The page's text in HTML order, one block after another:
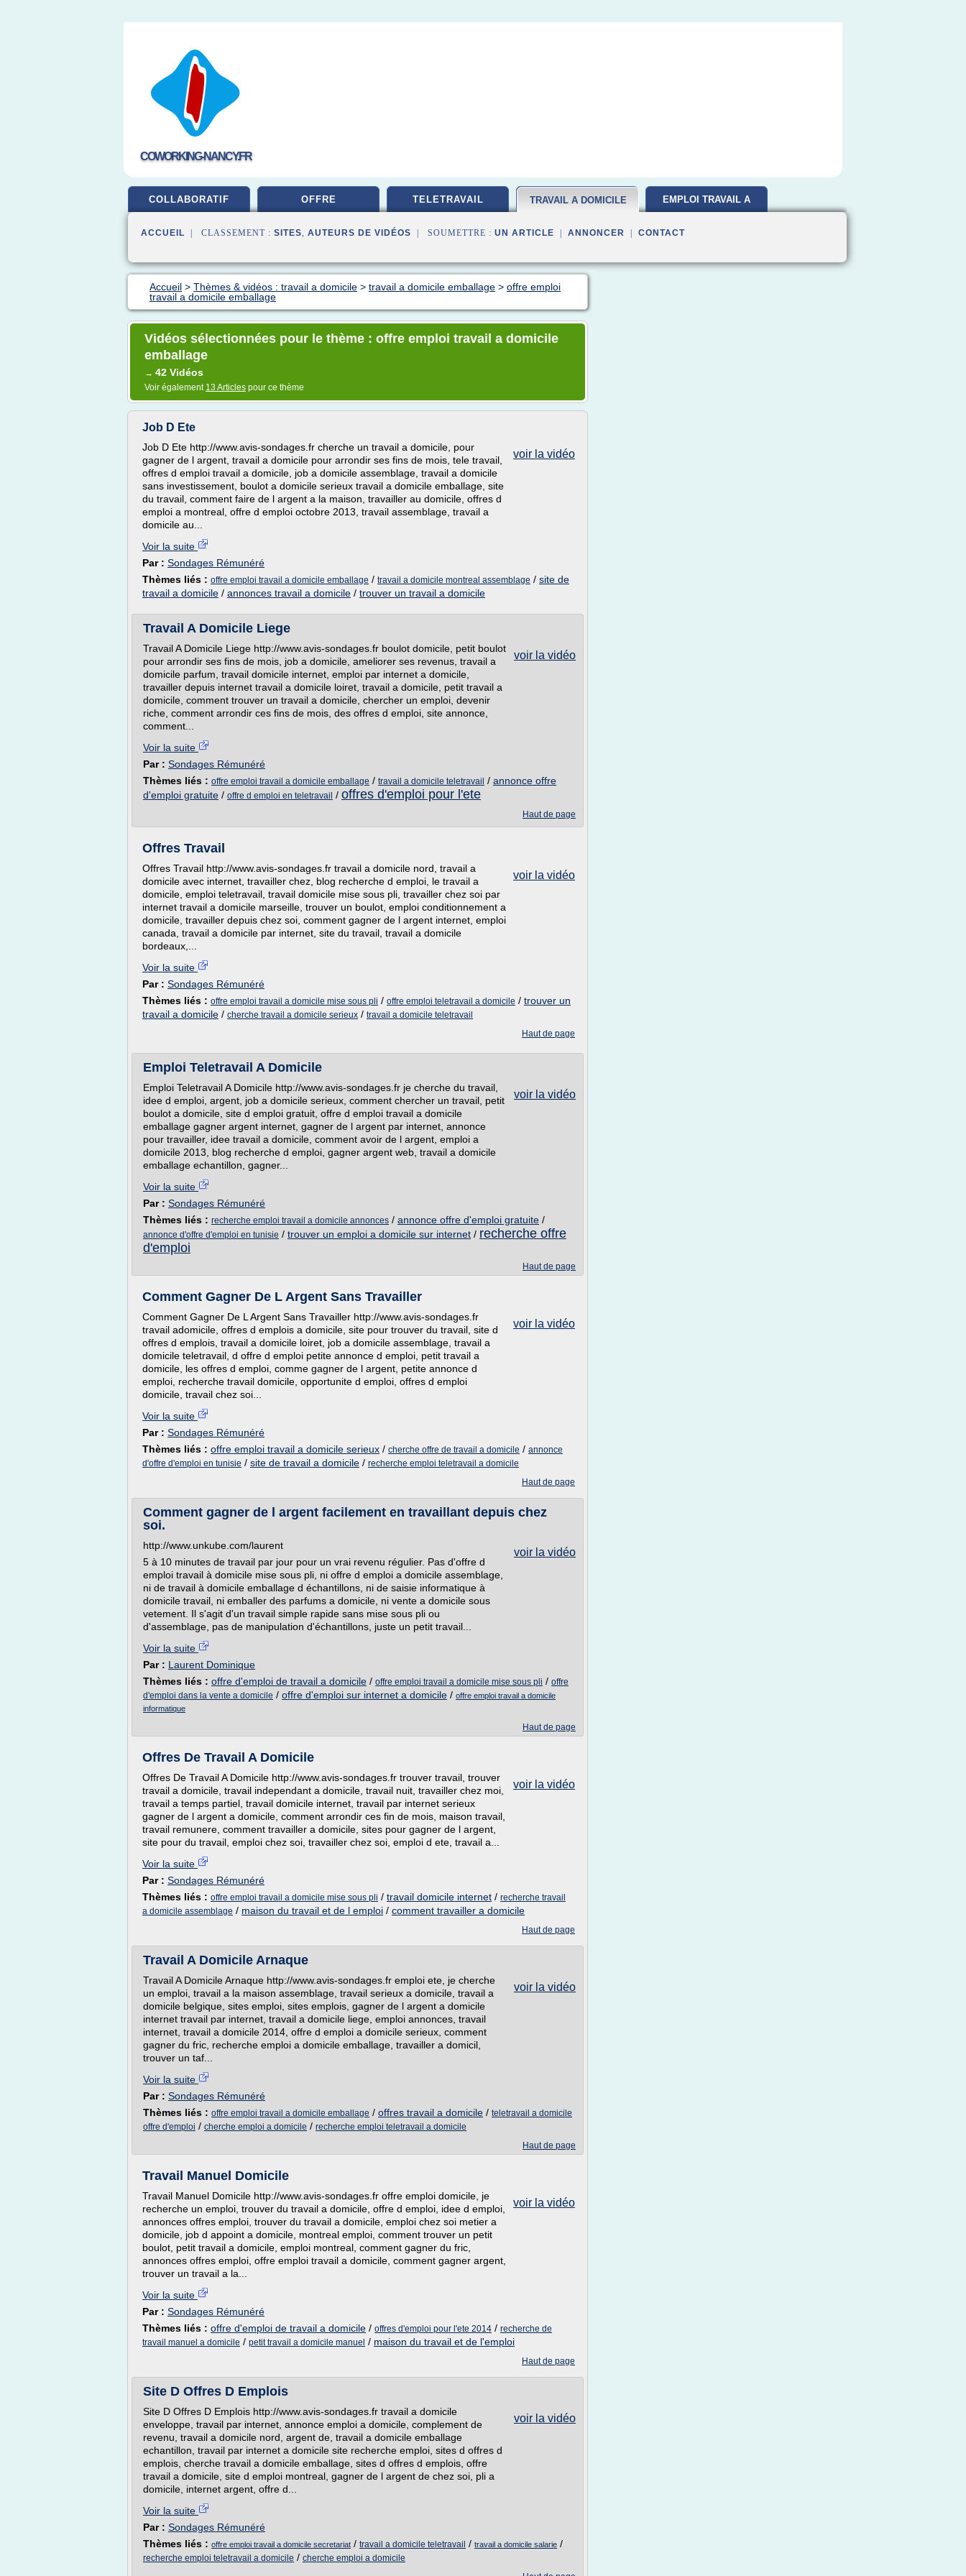
COWORKING-NANCY.FR
COLLABORATIF OFFRE TELETRAVAIL TRAVAIL A DOMICILE EMPLOI TRAVAIL A
ACCUEIL | CLASSEMENT : SITES, AUTEURS DE VIDÉOS | SOUMETTRE : UN ARTICLE ANNONCER CONTACT
Accueil > Thèmes & vidéos : travail a domicile > travail a domicile emballage > offre emploi
travail a domicile emballage
Vidéos sélectionnées pour le thème : offre emploi travail a domicile
emballage
→ 42 Vidéos
Voir également 13 Articles pour ce thème
Job D Ete
voir la vidéo
Job D Ete http://www.avis-sondages.fr cherche un travail a domicile, pour
gagner de l argent, travail a domicile pour arrondir ses fins de mois, tele travail,
offres d emploi travail a domicile, job a domicile assemblage, travail a domicile
sans investissement, boulot a domicile serieux travail a domicile emballage, site
du travail, comment faire de l argent a la maison, travailler au domicile, offres d
emploi a montreal, offre d emploi octobre 2013, travail assemblage, travail a
domicile au...
Voir la suite
Par : Sondages Rémunéré
Thèmes liés : offre emploi travail a domicile emballage / travail a domicile montreal assemblage / site de
travail a domicile / annonces travail a domicile / trouver un travail a domicile
Travail A Domicile Liege
voir la vidéo
Travail A Domicile Liege http://www.avis-sondages.fr boulot domicile, petit boulot
pour arrondir ses fins de mois, job a domicile, ameliorer ses revenus, travail a
domicile parfum, travail domicile internet, emploi par internet a domicile,
travailler depuis internet travail a domicile loiret, travail a domicile, petit travail a
domicile, comment trouver un travail a domicile, chercher un emploi, devenir
riche, comment arrondir ces fins de mois, des offres d emploi, site annonce,
comment...
Voir la suite
Par : Sondages Rémunéré
Thèmes liés : offre emploi travail a domicile emballage / travail a domicile teletravail / annonce offre
d'emploi gratuite / offre d emploi en teletravail / offres d'emploi pour l'ete
Haut de page
Offres Travail
voir la vidéo
Offres Travail http://www.avis-sondages.fr travail a domicile nord, travail a
domicile avec internet, travailler chez, blog recherche d emploi, le travail a
domicile, emploi teletravail, travail domicile mise sous pli, travailler chez soi par
internet travail a domicile marseille, trouver un boulot, emploi conditionnement a
domicile, travailler depuis chez soi, comment gagner de l argent internet, emploi
canada, travail a domicile par internet, site du travail, travail a domicile
bordeaux,...
Voir la suite
Par : Sondages Rémunéré
Thèmes liés : offre emploi travail a domicile mise sous pli / offre emploi teletravail a domicile / trouver un
travail a domicile / cherche travail a domicile serieux / travail a domicile teletravail
Haut de page
Emploi Teletravail A Domicile
voir la vidéo
Emploi Teletravail A Domicile http://www.avis-sondages.fr je cherche du travail,
idee d emploi, argent, job a domicile serieux, comment chercher un travail, petit
boulot a domicile, site d emploi gratuit, offre d emploi travail a domicile
emballage gagner argent internet, gagner de l argent par internet, annonce
pour travailler, idee travail a domicile, comment avoir de l argent, emploi a
domicile 2013, blog recherche d emploi, gagner argent web, travail a domicile
emballage echantillon, gagner...
Voir la suite
Par : Sondages Rémunéré
Thèmes liés : recherche emploi travail a domicile annonces / annonce offre d'emploi gratuite /
annonce d'offre d'emploi en tunisie / trouver un emploi a domicile sur internet / recherche offre
d'emploi
Haut de page
Comment Gagner De L Argent Sans Travailler
voir la vidéo
Comment Gagner De L Argent Sans Travailler http://www.avis-sondages.fr
travail adomicile, offres d emplois a domicile, site pour trouver du travail, site d
offres d emplois, travail a domicile loiret, job a domicile assemblage, travail a
domicile teletravail, d offre d emploi petite annonce d emploi, petit travail a
domicile, les offres d emploi, comme gagner de l argent, petite annonce d
emploi, recherche travail domicile, opportunite d emploi, offres d emploi
domicile, travail chez soi...
Voir la suite
Par : Sondages Rémunéré
Thèmes liés : offre emploi travail a domicile serieux / cherche offre de travail a domicile / annonce
d'offre d'emploi en tunisie / site de travail a domicile / recherche emploi teletravail a domicile
Haut de page
Comment gagner de l argent facilement en travaillant depuis chez
soi.
voir la vidéo
http://www.unkube.com/laurent
5 à 10 minutes de travail par jour pour un vrai revenu régulier. Pas d'offre d
emploi travail à domicile mise sous pli, ni offre d emploi a domicile assemblage,
ni de travail à domicile emballage d échantillons, ni de saisie informatique à
domicile travail, ni emballer des parfums a domicile, ni vente a domicile sous
vetement. Il s'agit d'un travail simple rapide sans mise sous pli ou
d'assemblage, pas de manipulation d'échantillons, juste un petit travail...
Voir la suite
Par : Laurent Dominique
Thèmes liés : offre d'emploi de travail a domicile / offre emploi travail a domicile mise sous pli / offre
d'emploi dans la vente a domicile / offre d'emploi sur internet a domicile / offre emploi travail a domicile
informatique
Haut de page
Offres De Travail A Domicile
voir la vidéo
Offres De Travail A Domicile http://www.avis-sondages.fr trouver travail, trouver
travail a domicile, travail independant a domicile, travail nuit, travailler chez moi,
travail a temps partiel, travail domicile internet, travail par internet serieux
gagner de l argent a domicile, comment arrondir ces fin de mois, maison travail,
travail remunere, comment travailler a domicile, sites pour gagner de l argent,
site pour du travail, emploi chez soi, travailler chez soi, emploi d ete, travail a...
Voir la suite
Par : Sondages Rémunéré
Thèmes liés : offre emploi travail a domicile mise sous pli / travail domicile internet / recherche travail
a domicile assemblage / maison du travail et de l emploi / comment travailler a domicile
Haut de page
Travail A Domicile Arnaque
voir la vidéo
Travail A Domicile Arnaque http://www.avis-sondages.fr emploi ete, je cherche
un emploi, travail a la maison assemblage, travail serieux a domicile, travail a
domicile belgique, sites emploi, sites emplois, gagner de l argent a domicile
internet travail par internet, travail a domicile liege, emploi annonces, travail
internet, travail a domicile 2014, offre d emploi a domicile serieux, comment
gagner du fric, recherche emploi a domicile emballage, travailler a domicil,
trouver un taf...
Voir la suite
Par : Sondages Rémunéré
Thèmes liés : offre emploi travail a domicile emballage / offres travail a domicile / teletravail a domicile
offre d'emploi / cherche emploi a domicile / recherche emploi teletravail a domicile
Haut de page
Travail Manuel Domicile
voir la vidéo
Travail Manuel Domicile http://www.avis-sondages.fr offre emploi domicile, je
recherche un emploi, trouver du travail a domicile, offre d emploi, idee d emploi,
annonces offres emploi, trouver du travail a domicile, emploi chez soi metier a
domicile, job d appoint a domicile, montreal emploi, comment trouver un petit
boulot, petit travail a domicile, emploi montreal, comment gagner du fric,
annonces offres emploi, offre emploi travail a domicile, comment gagner argent,
trouver un travail a la...
Voir la suite
Par : Sondages Rémunéré
Thèmes liés : offre d'emploi de travail a domicile / offres d'emploi pour l'ete 2014 / recherche de
travail manuel a domicile / petit travail a domicile manuel / maison du travail et de l'emploi
Haut de page
Site D Offres D Emplois
voir la vidéo
Site D Offres D Emplois http://www.avis-sondages.fr travail a domicile
enveloppe, travail par internet, annonce emploi a domicile, complement de
revenu, travail a domicile nord, argent de, travail a domicile emballage
echantillon, travail par internet a domicile site recherche emploi, sites d offres d
emplois, cherche travail a domicile emballage, sites d offres d emplois, offre
travail a domicile, site d emploi montreal, gagner de l argent de chez soi, pli a
domicile, internet argent, offre d...
Voir la suite
Par : Sondages Rémunéré
Thèmes liés : offre emploi travail a domicile secretariat / travail a domicile teletravail / travail a domicile salarie /
recherche emploi teletravail a domicile / cherche emploi a domicile